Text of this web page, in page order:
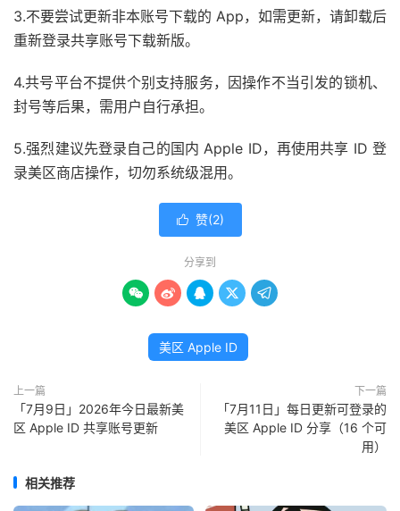
3.不要尝试更新非本账号下载的 App，如需更新，请卸载后
重新登录共享账号下载新版。
4.共号平台不提供个别支持服务，因操作不当引发的锁机、
封号等后果，需用户自行承担。
5.强烈建议先登录自己的国内 Apple ID，再使用共享 ID 登
录美区商店操作，切勿系统级混用。
 赞(2)
分享到
    
美区 Apple ID
上一篇
「7月9日」2026年今日最新美
区 Apple ID 共享账号更新
下一篇
「7月11日」每日更新可登录的
美区 Apple ID 分享（16 个可
用）
相关推荐